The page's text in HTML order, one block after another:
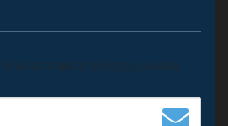
и предложения.